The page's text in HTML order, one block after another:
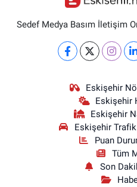
Sedef Medya Basım İletişim
Eskişehir
Eskişehir
Eskişehir
Eskişehir
Puan
Tüm
Son